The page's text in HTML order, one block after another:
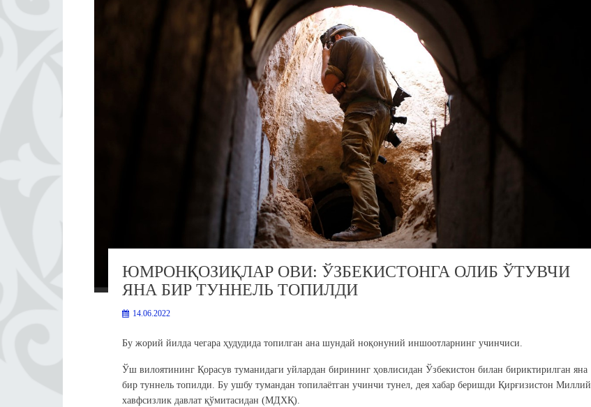
ЮМРОНҚОЗИҚЛАР ОВИ: ЎЗБЕКИСТОНГА ОЛИБ ЎТУВЧИ
ЯНА БИР ТУННЕЛЬ ТОПИЛДИ
14.06.2022
Бу жорий йилда чегара ҳудудида топилган ана шундай ноқонуний иншоотларнинг учинчиси.
Ўш вилоятининг Қорасув туманидаги уйлардан бирининг ҳовлисидан Ўзбекистон билан бириктирилган яна
бир туннель топилди. Бу ушбу тумандан топилаётган учинчи тунел, дея хабар беришди Қирғизистон Миллий
хавфсизлик давлат қўмитасидан (МДХҚ).